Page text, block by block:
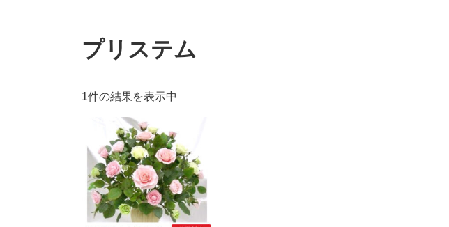
プリステム
1件の結果を表示中